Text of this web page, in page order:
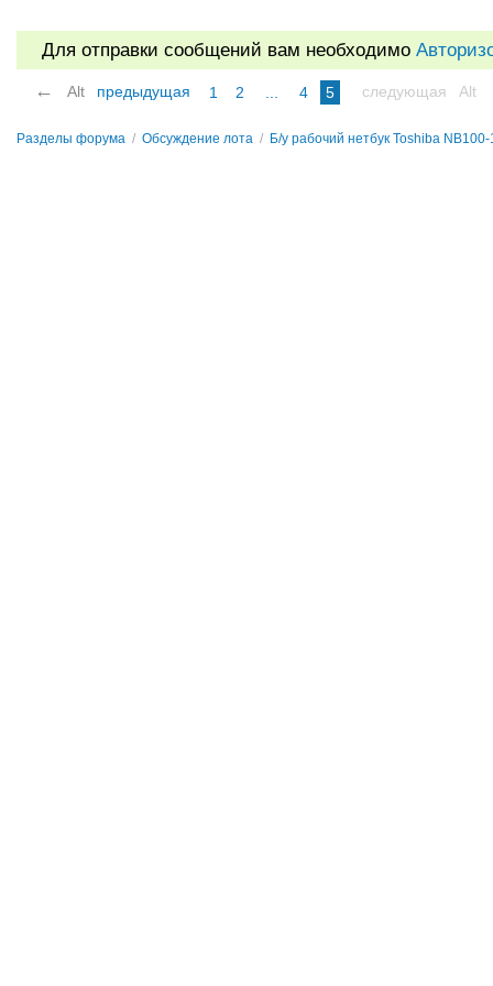
Для отправки сообщений вам необходимо
1 2 4 5
← Alt предыдущая следующая Alt
Разделы форума / Обсуждение лота / Б/у рабочий нетбук Toshiba NB100-